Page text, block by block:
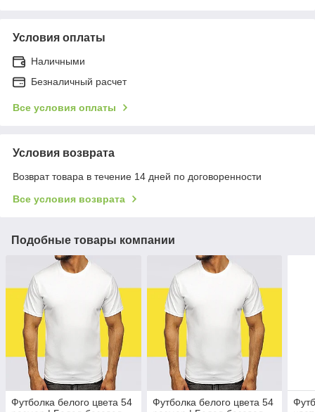
Условия оплаты
Наличными
Безналичный расчет
Все условия оплаты
Условия возврата
Возврат товара в течение 14 дней по договоренности
Все условия возврата
Подобные товары компании
Футболка белого цвета 54
Футболка белого цвета 54